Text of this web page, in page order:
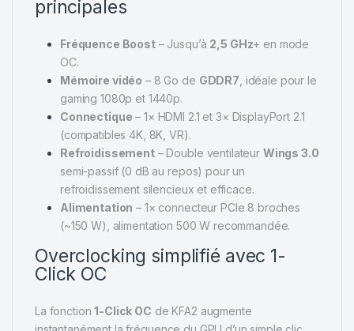
principales
Fréquence Boost– Jusqu’à 2,5 GHz+ en mode
OC.
Mémoire vidéo – 8 Go de GDDR7 , idéale pour le
gaming 1080p et 1440p.
Connectique – 1× HDMI 2.1 et 3× DisplayPort 2.1
(compatibles 4K, 8K, VR).
Refroidissement– Double ventilateur Wings 3.0
semi-passif (0 dB au repos) pour un
refroidissement silencieux et efficace.
Alimentation – 1× connecteur PCIe 8 broches
(~150 W), alimentation 500 W recommandée.
Overclocking simplifié avec 1-
Click OC
La fonction1-Click OC de KFA2 augmente